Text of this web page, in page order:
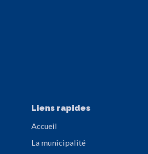
Liens rapides
Accueil
La municipalité